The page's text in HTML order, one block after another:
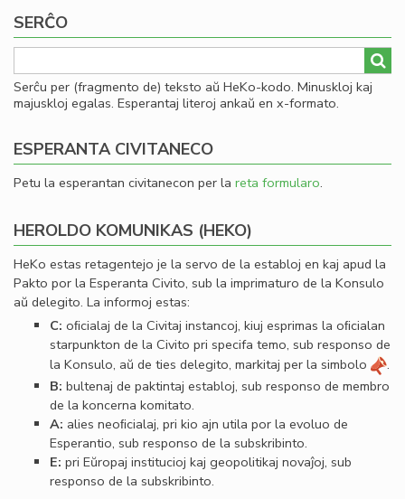
SERĈO
Serĉu per (fragmento de) teksto aŭ HeKo-kodo. Minuskloj kaj
majuskloj egalas. Esperantaj literoj ankaŭ en x-formato.
ESPERANTA CIVITANECO
Petu la esperantan civitanecon per la reta formularo.
HEROLDO KOMUNIKAS (HEKO)
HeKo estas retagentejo je la servo de la establoj en kaj apud la
Pakto por la Esperanta Civito, sub la imprimaturo de la Konsulo
aŭ delegito. La informoj estas:
C: oﬁcialaj de la Civitaj instancoj, kiuj esprimas la oﬁcialan
starpunkton de la Civito pri specifa temo, sub responso de
la Konsulo, aŭ de ties delegito, markitaj per la simbolo
.
B: bultenaj de paktintaj establoj, sub responso de membro
de la koncerna komitato.
A: alies neoﬁcialaj, pri kio ajn utila por la evoluo de
Esperantio, sub responso de la subskribinto.
E: pri Eŭropaj institucioj kaj geopolitikaj novaĵoj, sub
responso de la subskribinto.